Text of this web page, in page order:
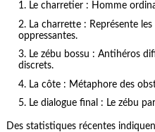
Le charretier : Homme
La charrette : Représente
oppressantes.
Le zébu bossu : Antihéros
discrets.
La côte : Métaphore des
Le dialogue final : Le zébu
Des statistiques récentes